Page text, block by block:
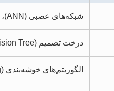
شبکه‌های عصبی (ANN)، ماشین بردار پشتیبان (SVM)
درخت تصمیم (Decision Tree)، جنگل تصادفی (Random Forest)
الگوریتم‌های خوشه‌بندی (Clustering)، الگوریتم‌های ژنتیک